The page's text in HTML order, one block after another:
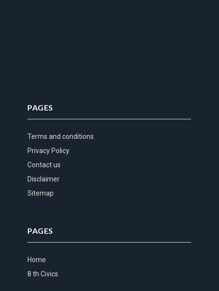
PAGES
Terms and conditions
Privacy Policy
Contact us
Disclaimer
Sitemap
PAGES
Home
8 th Civics